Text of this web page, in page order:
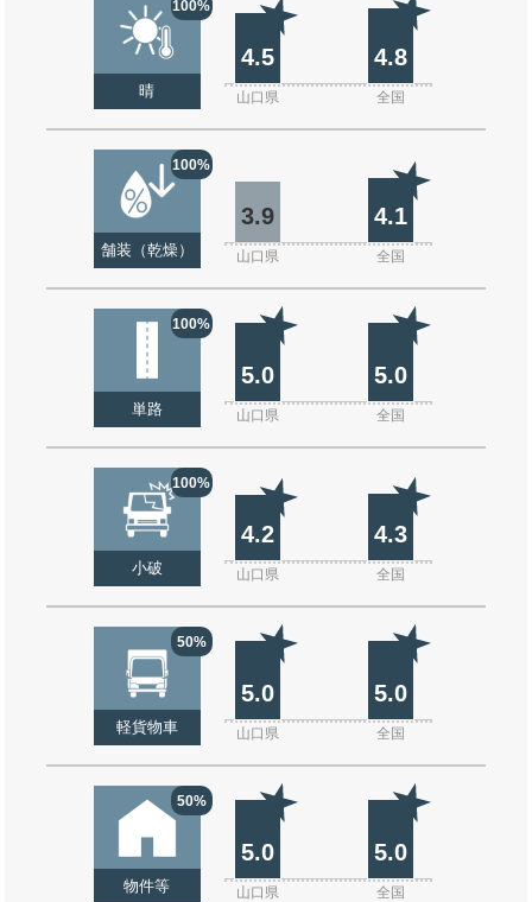
100%
晴
4.5 4.8
山口県 全国
100%
舗装（乾燥）
3.9 4.1
山口県 全国
100%
単路
5.0 5.0
山口県 全国
100%
小破
4.2 4.3
山口県 全国
50%
軽貨物車
5.0 5.0
山口県 全国
50%
物件等
5.0 5.0
山口県 全国